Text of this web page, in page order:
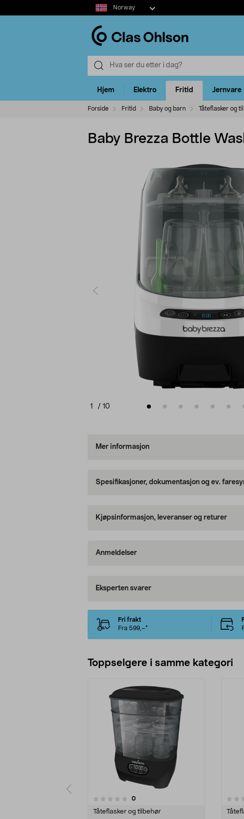
Select
market
Norway
Hjem Elektro Fritid Jernvare
Forside Fritid Baby og barn Tåteflasker og
Baby Brezza Bottle
1 / 10
Mer informasjon
Spesifikasjoner, dokumentasjon og ev.
Kjøpsinformasjon, leveranser og returer
Anmeldelser
Eksperten svarer
Fri frakt
Fra 599,–*
Toppselgere i samme kategori
0anmeldelser
Tåteflasker og tilbehør
0.0 av 5 stjerner